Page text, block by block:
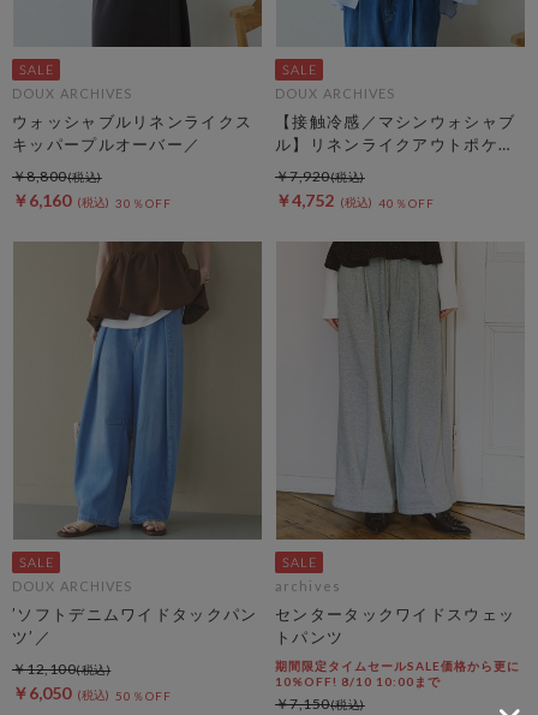
DOUX ARCHIVES
ウォッシャブルリネンライクス
キッパープルオーバー／
￥6,160 30％OFF
￥8,800
DOUX ARCHIVES
【接触冷感／マシンウォシャブ
ル】リネンライクアウトポケッ
トシャツ
￥4,752 40％OFF
￥7,920
DOUX ARCHIVES
’ソフトデニムワイドタックパン
ツ’／
￥6,050 50％OFF
￥12,100
archives
センタータックワイドスウェッ
トパンツ
期間限定タイムセールSALE価格から更に
10%OFF! 8/10 10:00まで
￥7,150